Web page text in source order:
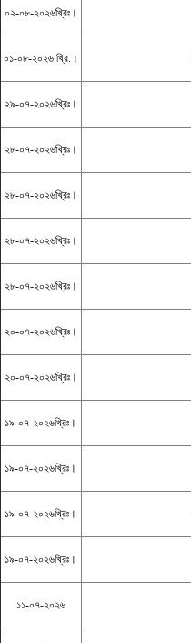
০২-০৮-২০২৬খ্রিঃ।
০১-০৮-২০২৬ খ্রি.।
২৯-০৭-২০২৬খ্রিঃ।
২৮-০৭-২০২৬খ্রিঃ।
২৮-০৭-২০২৬খ্রিঃ।
২৮-০৭-২০২৬খ্রিঃ।
২৮-০৭-২০২৬খ্রিঃ।
২০-০৭-২০২৬খ্রিঃ।
২০-০৭-২০২৬খ্রিঃ।
১৯-০৭-২০২৬খ্রিঃ।
১৯-০৭-২০২৬খ্রিঃ।
১৯-০৭-২০২৬খ্রিঃ।
১৯-০৭-২০২৬খ্রিঃ।
১১-০৭-২০২৬